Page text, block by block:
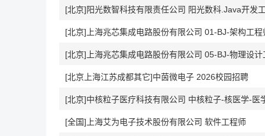
[北京]阳光数智科技有限责任公司 阳光数科.Java开发
[北京]上海兆芯集成电路股份有限公司 01-BJ-架构工程
[北京]上海兆芯集成电路股份有限公司 05-BJ-物理设计
[北京上海江苏成都其它]中茵微电子 2026校园招聘
[北京]中核粒子医疗科技有限公司 中核粒子-核医学-医
[全国]上海艾为电子技术股份有限公司 软件工程师